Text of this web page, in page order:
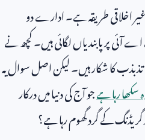
غیر اخلاقی طریقہ ہے۔ ادارے دو
پر پابندیاں لگائی ہیں۔ کچھ نے
کا شکار ہیں۔ لیکن اصل سوال یہ
سکھا رہا ہےجو آج کی دنیا میں درکار
کے گرد گھوم رہا ہے؟